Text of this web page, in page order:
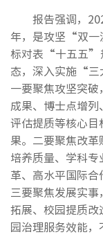
报告强调，
年，是攻坚“双一
标对表“十五五”
态，深入实施“三
一要聚焦攻坚突
成果、博士点增
评估提质等核心
果。二要聚焦改
培养质量、学科
革、高水平国际合
三要聚焦发展实
拓展、校园提质
园治理服务效能，